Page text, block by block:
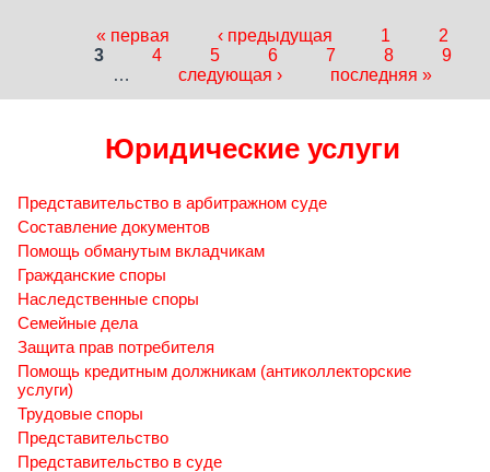
Страницы
« первая ‹ предыдущая 1
2
3
4 5 6 7 8
9
…
следующая › последняя »
Юридические услуги
Представительство в арбитражном суде
Составление документов
Помощь обманутым вкладчикам
Гражданские споры
Наследственные споры
Семейные дела
Защита прав потребителя
Помощь кредитным должникам (антиколлекторские
услуги)
Трудовые споры
Представительство
Представительство в суде